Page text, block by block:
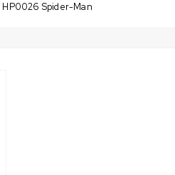
HP0026 Spider-Man